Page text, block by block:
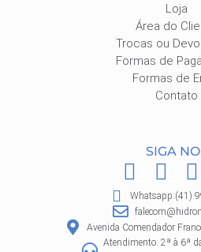
Loja
Área do
Trocas ou
Formas de
Formas de
Contato
SIGA
F
a
c
e
I
n
s
t
P
i
t
Whatsapp:(41)
Avenida Comendador
Atendimento: 2ª à 6ª